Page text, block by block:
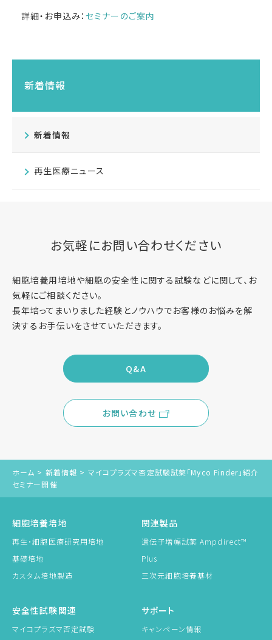
詳細・お申込み：セミナーのご案内
新着情報
新着情報
再生医療ニュース
お気軽にお問い合わせください
細胞培養用培地や細胞の安全性に関する試験などに関して、お
気軽にご相談ください。
長年培ってまいりました経験とノウハウでお客様のお悩みを解
決するお手伝いをさせていただきます。
Q&A
お問い合わせ
ホーム > 新着情報 > マイコプラズマ否定試験試薬「Myco Finder」紹介
セミナー開催
細胞培養培地
再生・細胞医療研究用培地
基礎培地
カスタム培地製造
安全性試験関連
マイコプラズマ否定試験
関連製品
遺伝子増幅試薬 Ampdirect™
Plus
三次元細胞培養基材
サポート
キャンペーン情報